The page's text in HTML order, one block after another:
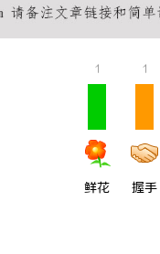
1
鲜花
1
握手